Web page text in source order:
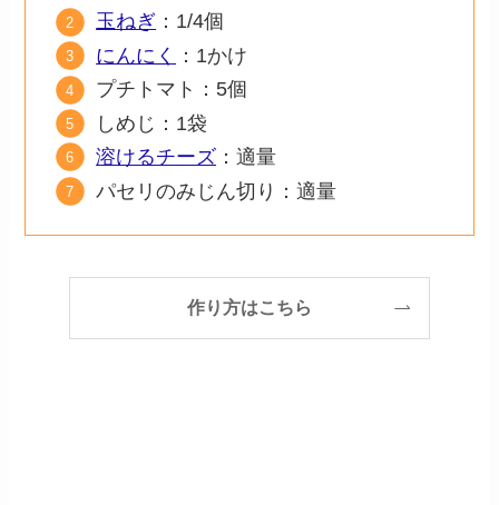
玉ねぎ ：1/4個
にんにく
：1かけ
プチトマト：5個
しめじ：1袋
溶けるチーズ ：適量
パセリのみじん切り：適量
作り方はこちら